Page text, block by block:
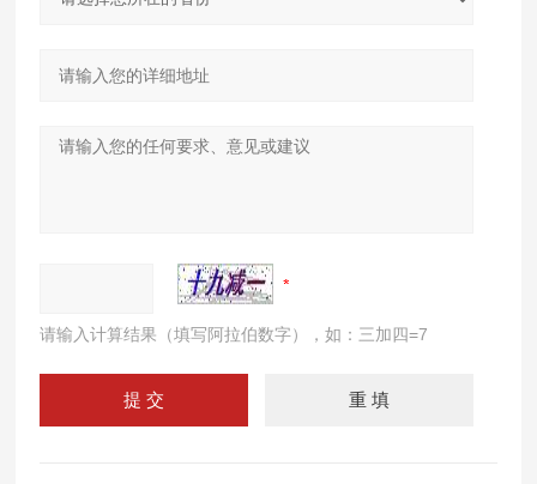
请输入计算结果（填写阿拉伯数字），如：三加四=7